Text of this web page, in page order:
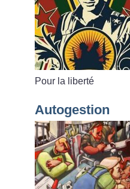
Pour la liberté
Autogestion